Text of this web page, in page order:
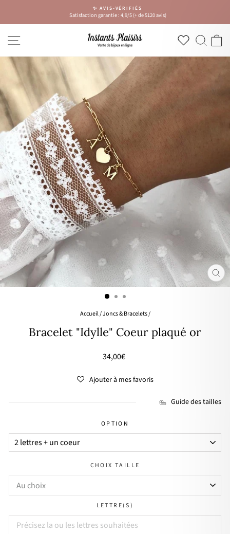
contenu
Diaporama
Pause
✨ AVIS-VÉRIFIÉS
Satisfaction garantie : 4,9/5 (+ de 5120 avis)
Accueil/Joncs & Bracelets/
Bracelet "Idylle" Coeur plaqué or
Prix
34,00€
Ajouter à mes favoris
Guide des tailles
OPTION
CHOIX TAILLE
LETTRE(S)